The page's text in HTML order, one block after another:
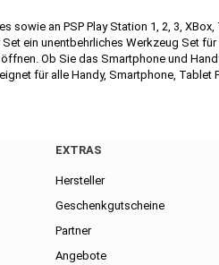
an PSP Play Station 1, 2, 3,
ein unentbehrliches Werkzeug Set
Ob Sie das Smartphone und
für alle Handy, Smartphone, Tablet
EXTRAS
Hersteller
Geschenkgutscheine
Partner
Angebote